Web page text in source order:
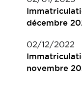
décembre
02/12/2022
novembre